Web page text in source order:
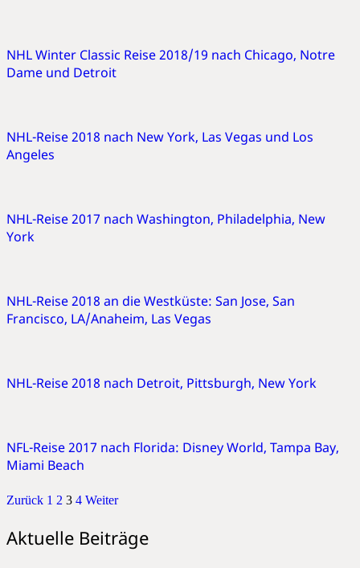
NHL Winter Classic Reise 2018/19 nach Chicago, Notre
Dame und Detroit
NHL-Reise 2018 nach New York, Las Vegas und Los
Angeles
NHL-Reise 2017 nach Washington, Philadelphia, New
York
NHL-Reise 2018 an die Westküste: San Jose, San
Francisco, LA/Anaheim, Las Vegas
NHL-Reise 2018 nach Detroit, Pittsburgh, New York
NFL-Reise 2017 nach Florida: Disney World, Tampa Bay,
Miami Beach
Zurück 1 2 3 4 Weiter
Aktuelle Beiträge